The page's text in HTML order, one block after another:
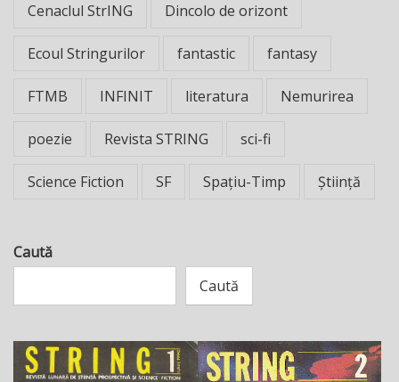
Cenaclul StrING Dincolo de orizont
Ecoul Stringurilor fantastic fantasy
FTMB INFINIT literatura Nemurirea
poezie Revista STRING sci-fi
Science Fiction SF Spațiu-Timp Știință
Caută
Caută